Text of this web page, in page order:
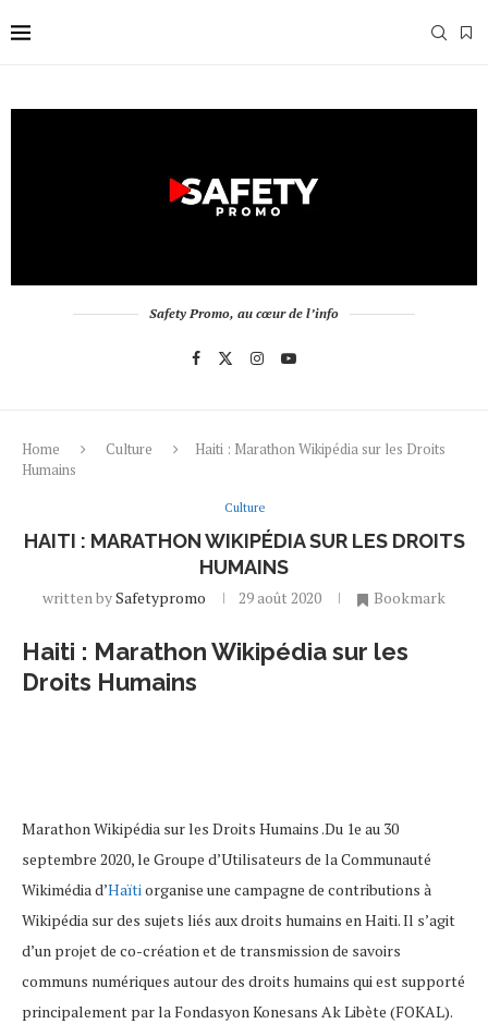
Safety Promo, au cœur de l’info
Home Culture
Haiti : Marathon Wikipédia sur les Droits
Humains
Culture
HAITI : MARATHON WIKIPÉDIA SUR LES DROITS
HUMAINS
written bySafetypromo 29 août 2020 Bookmark
Haiti : Marathon Wikipédia sur les
Droits Humains
Marathon Wikipédia sur les Droits Humains .Du 1e au 30
septembre 2020, le Groupe d’Utilisateurs de la Communauté
Wikimédia d’Haïtiorganise une campagne de contributions à
Wikipédia sur des sujets liés aux droits humains en Haiti. Il s’agit
d’un projet de co-création et de transmission de savoirs
communs numériques autour des droits humains qui est supporté
principalement par la Fondasyon Konesans Ak Libète (FOKAL).